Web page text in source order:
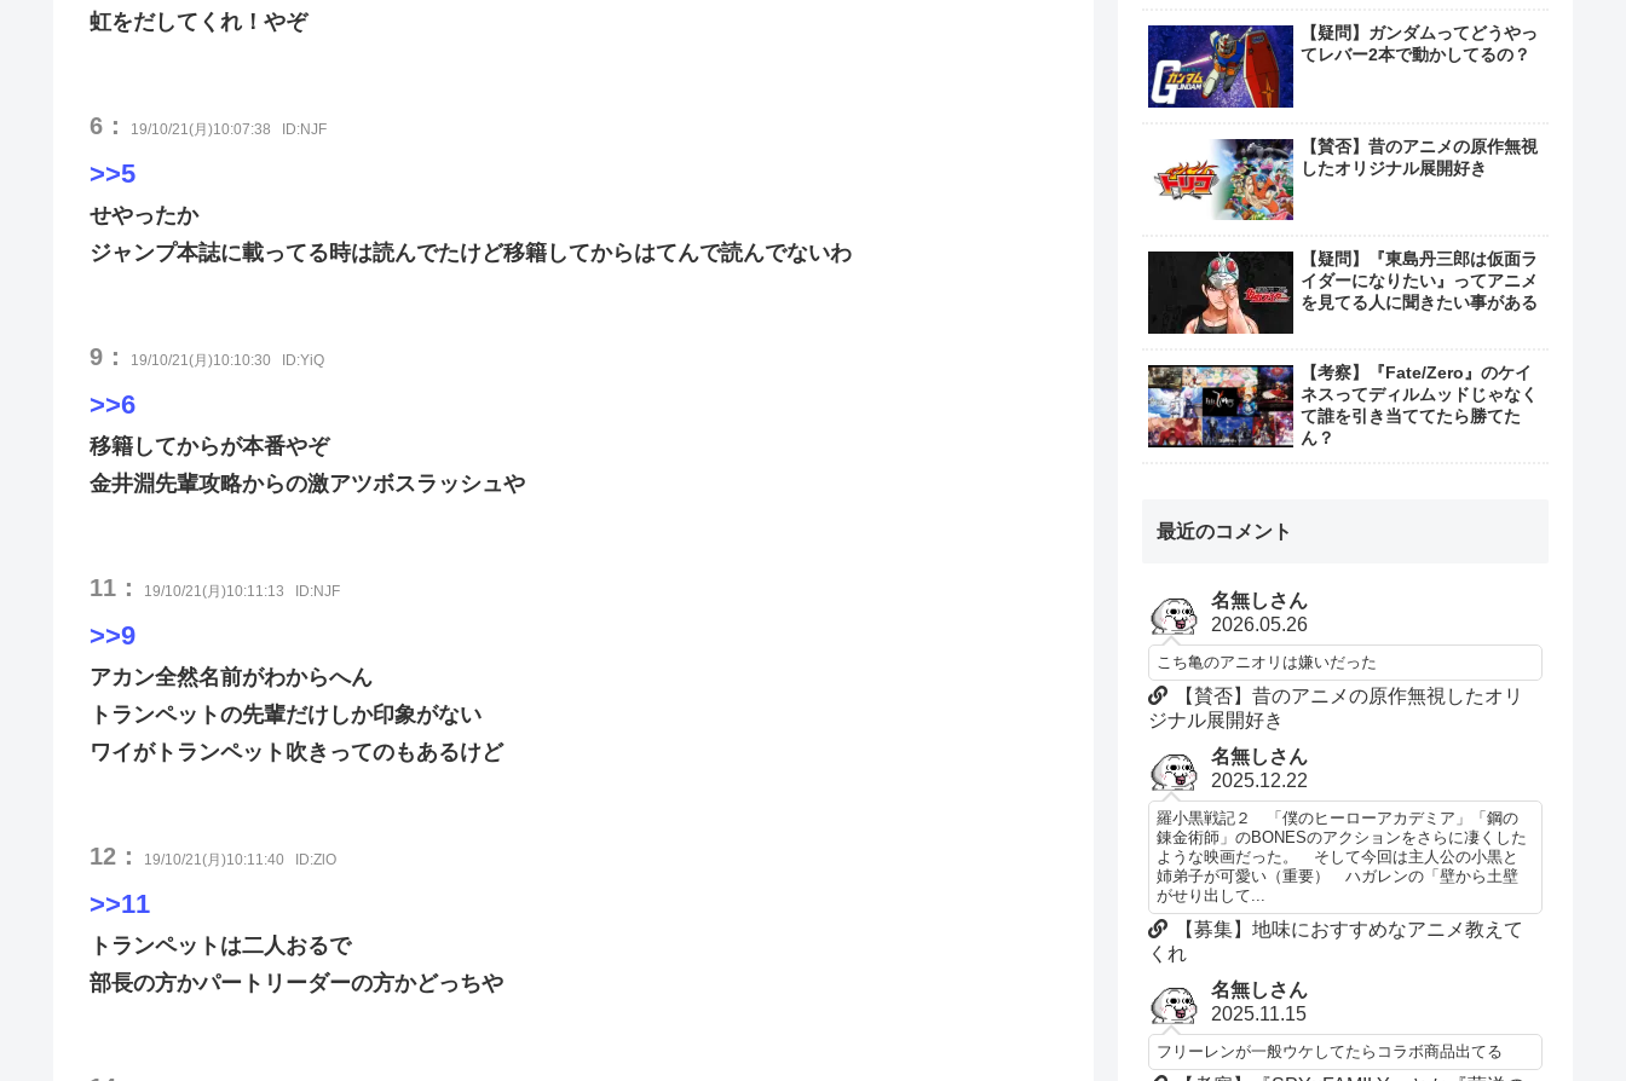
虹をだしてくれ！やぞ
6： 19/10/21(月)10:07:38 ID:NJF
>>5
せやったか
ジャンプ本誌に載ってる時は読んでたけど移籍してからはてんで読んでないわ
9： 19/10/21(月)10:10:30 ID:YiQ
>>6
移籍してからが本番やぞ
金井淵先輩攻略からの激アツボスラッシュや
11： 19/10/21(月)10:11:13 ID:NJF
>>9
アカン全然名前がわからへん
トランペットの先輩だけしか印象がない
ワイがトランペット吹きってのもあるけど
12： 19/10/21(月)10:11:40 ID:ZlO
>>11
トランペットは二人おるで
部長の方かパートリーダーの方かどっちや
【疑問】ガンダムってどうやっ
てレバー2本で動かしてるの？
【賛否】昔のアニメの原作無視
したオリジナル展開好き
【疑問】『東島丹三郎は仮面ラ
イダーになりたい』ってアニメ
を見てる人に聞きたい事がある
【考察】『Fate/Zero』のケイ
ネスってディルムッドじゃなく
て誰を引き当ててたら勝てた
ん？
最近のコメント
名無しさん
2026.05.26
こち亀のアニオリは嫌いだった
【賛否】昔のアニメの原作無視したオリ
ジナル展開好き
名無しさん
2025.12.22
羅小黒戦記２ 「僕のヒーローアカデミア」「鋼の
錬金術師」のBONESのアクションをさらに凄くした
ような映画だった。 そして今回は主人公の小黒と
姉弟子が可愛い（重要） ハガレンの「壁から土壁
がせり出して...
【募集】地味におすすめなアニメ教えて
くれ
名無しさん
2025.11.15
フリーレンが一般ウケしてたらコラボ商品出てる